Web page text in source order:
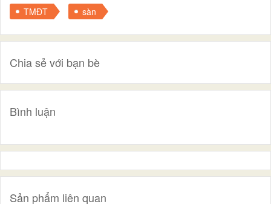
TMĐT sàn
Chia sẻ với bạn bè
Bình luận
Sản phẩm liên quan